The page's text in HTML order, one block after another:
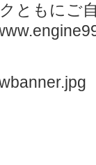
ともにご